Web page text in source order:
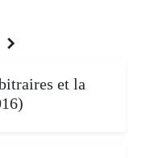
et la